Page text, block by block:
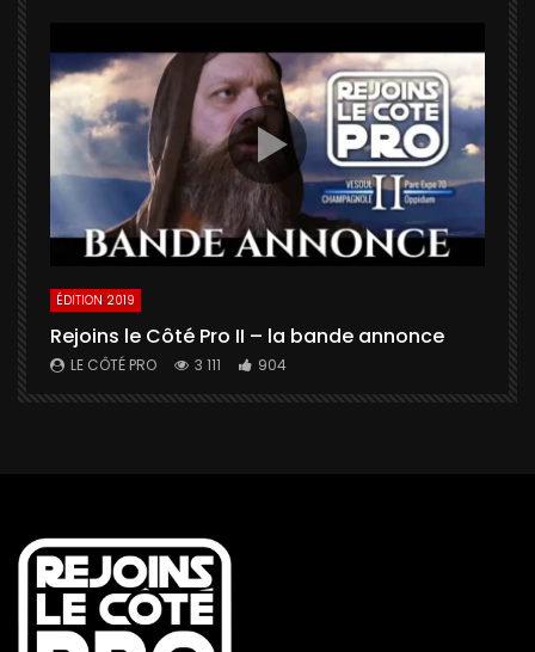
ÉDITION 2019
Rejoins le Côté Pro II – la bande annonce
LE CÔTÉ PRO 3 111 904